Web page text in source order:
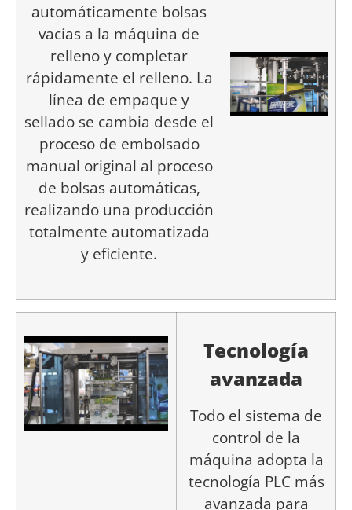
automáticamente bolsas
vacías a la máquina de
relleno y completar
rápidamente el relleno. La
línea de empaque y
sellado se cambia desde el
proceso de embolsado
manual original al proceso
de bolsas automáticas,
realizando una producción
totalmente automatizada
y eficiente.
Tecnología
avanzada
Todo el sistema de
control de la
máquina adopta la
tecnología PLC más
avanzada para